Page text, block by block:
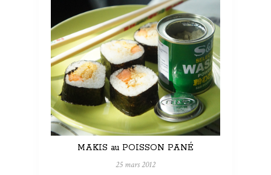
MAKIS au POISSON PANÉ
25 mars 2012